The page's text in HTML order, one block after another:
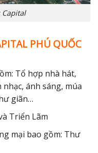
PHÚ QUỐC
Tổ hợp nhà hát,
ánh sáng, múa
giãn…
Triển Lãm
mại bao gồm: Thư